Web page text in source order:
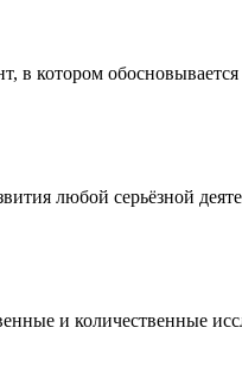
в котором
любой серьёзной
и количественные